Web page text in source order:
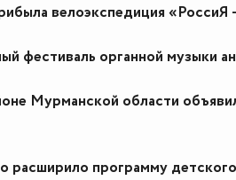
велоэкспедиция «РоссиЯ
фестиваль органной музыки
Мурманской области
расширило программу